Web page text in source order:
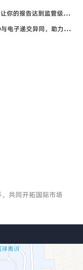
报告达到监管级精确度
同，助力药企高效合规申报
共同开拓国际市场